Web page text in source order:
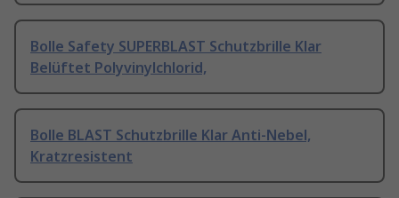
Bolle Safety SUPERBLAST Schutzbrille Klar
Belüftet Polyvinylchlorid,
Bolle BLAST Schutzbrille Klar Anti-Nebel,
Kratzresistent